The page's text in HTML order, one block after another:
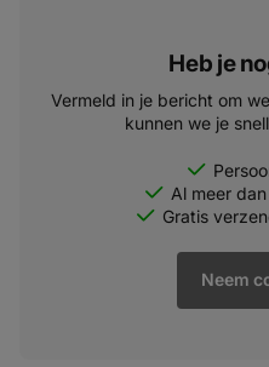
Heb je
Vermeld in je bericht om
kunnen we je
Al meer
Gratis
Neem